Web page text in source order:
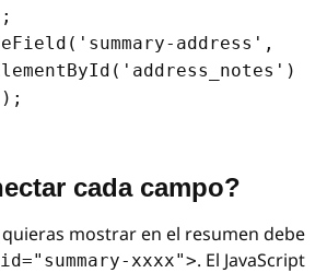
cada campo?
mostrar en el resumen debe
xxxx">. El JavaScript